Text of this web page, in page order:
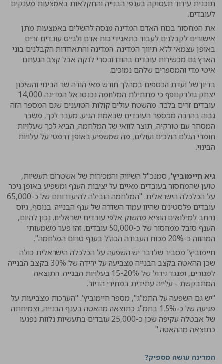
תוכנית עידוד תעסוקה בענפי הבנייה והחקלאות באמצעות מענקים
לעובדים.
את המחסור בכוח האדם המדינה מנסה להשלים באמצעות מתן
אישורים לקבלנים לעבוד כתאגידי כוח אדם ולגייס עובדים זרים
באופן עצמאי ללא תיווך המדינה. המדינה והתאחדות הקבלנים בוני
הארץ גם מכשירות עובדים בהודו ובסרי לנקה אבל קצב הגעתם
איטי מדי והמספרים שלהם נמוכים.
בדיון של ועדת הכספים במהלך חודש מאי הודה שר הבינוי והשיכון
יצחק גולדקנופף כי מתחילת המלחמה נכנסו אל המדינה 14,000
עובדים זרים בלבד. מהשטח עולים קולות הטוענים שגם המספר הזה
גבוה בהרבה ממספר העובדים שבאמת הגיע. מעבר לכך, משבר
המסחר עם טורקיה, תוצר לוואי של המלחמה, הביא לכך שעלויות
חומרי הגלם הולכים ועולים, מה שמשפיע באופן דרמטי על עלויות
הבינוי.
גיא חיימוביץ', סמנכ"ל השיווק והמכירות של אשטרום תעשיות,
טוען שהמחסור בעובדים מאיים על יציבות הענף ומשפיע באופן ניכר
על הכלכלה הישראלית. "המלחמה הובילה להיעדרותם של כ-65,000
עובדים פלסטינים שהיוו עמוד השדרה של ענף הבנייה. בנוסף, גיוס
נרחב למילואים הוציא מהשוק אלפי עובדים ישראלים. נכון להיום,
הענף סובל ממחסור של כ-50,000 עובדים. זהו פער משמעותי
המהווה כ-20% מכוח העבודה הכולל בענף טרום המלחמה".
חיימוביץ' מסביר שלדבר יש השפעה על הכלכלה הישראלית כולה
שכן ההאטה בקצב הבנייה מצביעה על ירידה של 30% בקצב הבנייה
למגורים, ומנגד גידול של 15-20% בעלויות הבנייה. התוצאה
המתבקשת - עלייה עתידית במחירי הדיור.
"יש גם השפעה על התמ"ג", מספר חיימוביץ'. "הערכות מצביעות על
פגיעה של כ-1.5% בתמ"ג כתוצאה מהאטה בענף הבנייה, וצמיחתה
של אבטלה עקיפה שכן כ-25,000 עובדים בתעשיות נלוות נפגעו
כתוצאה מההאטה."
המדינה עושה מספיק?